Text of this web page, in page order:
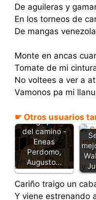
De aguileras y
En los torneos de
De mangas
Monte en ancas
Tomate de mi
No voltees a ver a
Vamonos pa mi
☛ Otros usuarios
Traigo polvo
del camino -
Eneas
Perdomo,
Augusto…
Cariño traigo un
Y viene estrenando